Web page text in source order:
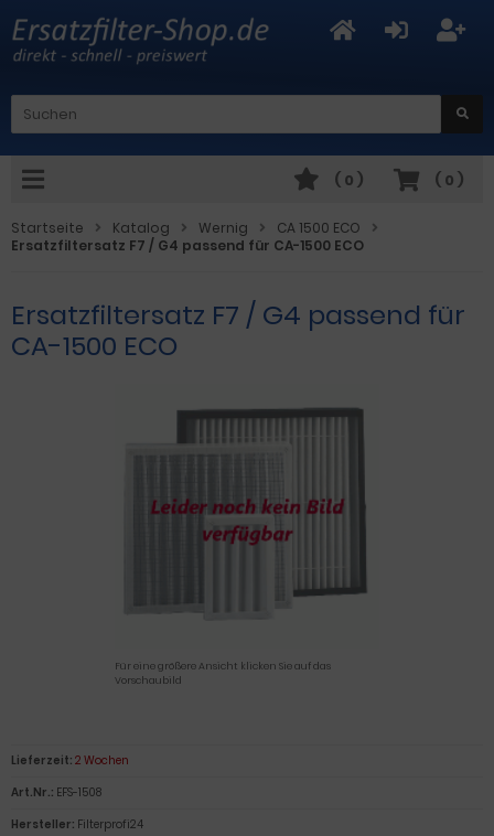
( 0 )
( 0 )
Startseite Katalog Wernig
CA 1500 ECO
Ersatzfiltersatz F7 / G4 passend für CA-1500 ECO
Ersatzfiltersatz F7 / G4 passend für
CA-1500 ECO
Für eine größere Ansicht klicken Sie auf das
Vorschaubild
Lieferzeit: 2 Wochen
Art.Nr.: EFS-1508
Hersteller: Filterprofi24